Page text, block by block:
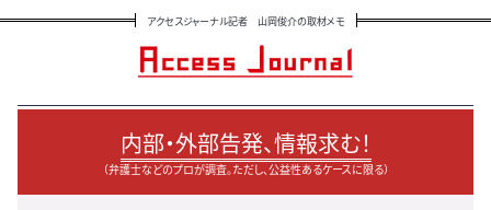
アクセスジャーナル記者 山岡俊介の取材メモ
内部・外部告発、情報求む！
（弁護士などのプロが調査。ただし、公益性あるケースに限る）